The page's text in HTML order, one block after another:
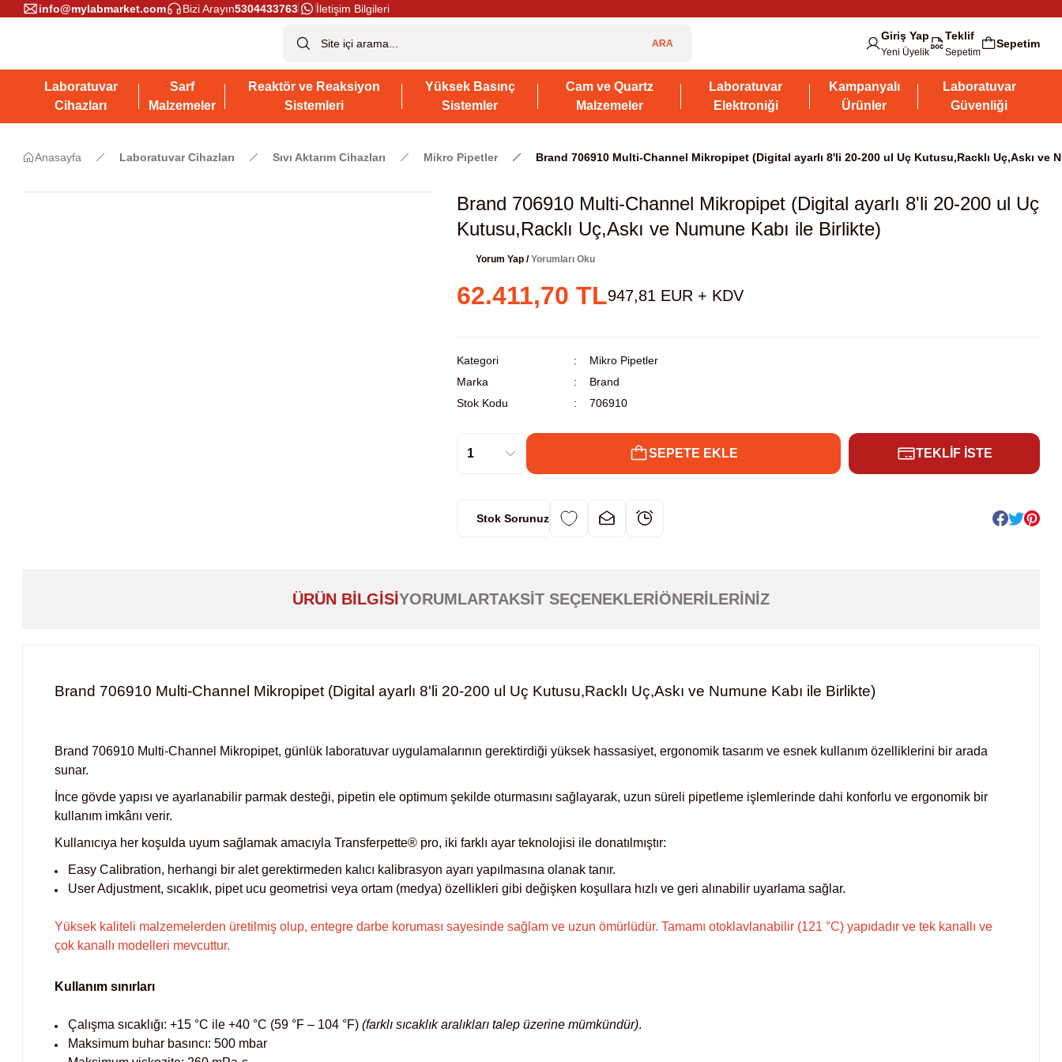
info@mylabmarket.com Bizi Arayın5304433763 İletişim Bilgileri
ARA
Giriş Yap
Yeni Üyelik
Teklif
Sepetim
Sepetim
Laboratuvar
Cihazları
Sarf
Malzemeler
Reaktör ve Reaksiyon
Sistemleri
Yüksek Basınç
Sistemler
Cam ve Quartz
Malzemeler
Laboratuvar
Elektroniği
Kampanyalı
Ürünler
Laboratuvar
Güvenliği
Anasayfa Laboratuvar Cihazları Sıvı Aktarım Cihazları Mikro Pipetler Brand 706910 Multi-Channel Mikropipet (Digital ayarlı 8'li 20-200 ul Uç Kutusu,Racklı Uç,Askı ve
Brand 706910 Multi-Channel Mikropipet (Digital ayarlı 8'li 20-200 ul Uç
Kutusu,Racklı Uç,Askı ve Numune Kabı ile Birlikte)
Yorum Yap /Yorumları Oku
62.411,70 TL947,81 EUR + KDV
Kategori
Mikro Pipetler
Marka
Brand
Stok Kodu
706910
SEPETE EKLE TEKLİF İSTE
Stok Sorunuz
ÜRÜN BILGISIYORUMLARTAKSIT SEÇENEKLERIÖNERILERINIZ
Brand 706910 Multi-Channel Mikropipet (Digital ayarlı 8'li 20-200 ul Uç Kutusu,Racklı Uç,Askı ve Numune Kabı ile Birlikte)
Brand 706910 Multi-Channel Mikropipet, günlük laboratuvar uygulamalarının gerektirdiği yüksek hassasiyet, ergonomik tasarım ve esnek kullanım özelliklerini bir arada
sunar.
İnce gövde yapısı ve ayarlanabilir parmak desteği, pipetin ele optimum şekilde oturmasını sağlayarak, uzun süreli pipetleme işlemlerinde dahi konforlu ve ergonomik bir
kullanım imkânı verir.
Kullanıcıya her koşulda uyum sağlamak amacıyla Transferpette® pro, iki farklı ayar teknolojisi ile donatılmıştır:
Easy Calibration, herhangi bir alet gerektirmeden kalıcı kalibrasyon ayarı yapılmasına olanak tanır.
User Adjustment, sıcaklık, pipet ucu geometrisi veya ortam (medya) özellikleri gibi değişken koşullara hızlı ve geri alınabilir uyarlama sağlar.
Yüksek kaliteli malzemelerden üretilmiş olup, entegre darbe koruması sayesinde sağlam ve uzun ömürlüdür. Tamamı otoklavlanabilir (121 °C) yapıdadır ve tek kanallı ve
çok kanallı modelleri mevcuttur.
Kullanım sınırları
Çalışma sıcaklığı: +15 °C ile +40 °C (59 °F – 104 °F) (farklı sıcaklık aralıkları talep üzerine mümkündür).
Maksimum buhar basıncı: 500 mbar